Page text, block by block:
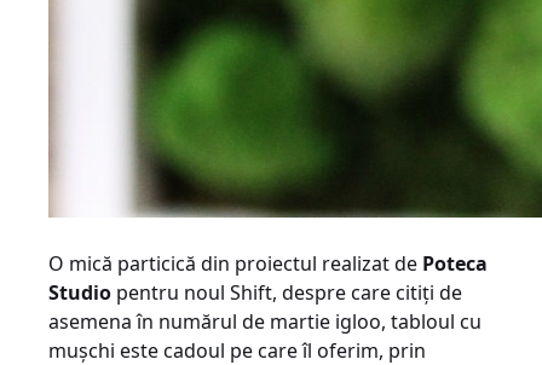
O mică particică din proiectul realizat de Poteca
Studio pentru noul Shift, despre care citiți de
asemena în numărul de martie igloo, tabloul cu
mușchi este cadoul pe care îl oferim, prin